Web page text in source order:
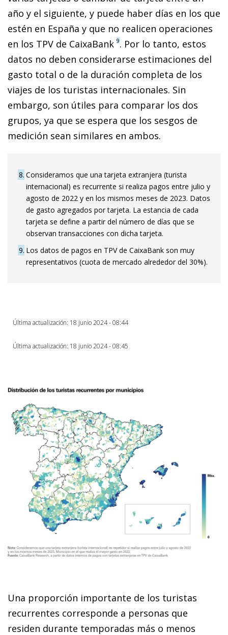
año y el siguiente, y puede haber días en los que
estén en España y que no realicen operaciones
en los TPV de CaixaBank 9. Por lo tanto, estos
datos no deben considerarse estimaciones del
gasto total o de la duración completa de los
viajes de los turistas internacionales. Sin
embargo, son útiles para comparar los dos
grupos, ya que se espera que los sesgos de
medición sean similares en ambos.
8 Consideramos que una tarjeta extranjera (turista
internacional) es recurrente si realiza pagos entre julio y
agosto de 2022 y en los mismos meses de 2023. Datos
de gasto agregados por tarjeta. La estancia de cada
tarjeta se define a partir del número de días que se
observan transacciones con dicha tarjeta.
9 Los datos de pagos en TPV de CaixaBank son muy
representativos (cuota de mercado alrededor del 30%).
Última actualización: 18 junio 2024 - 08:44
Última actualización: 18 junio 2024 - 08:45
Una proporción importante de los turistas
recurrentes corresponde a personas que
residen durante temporadas más o menos